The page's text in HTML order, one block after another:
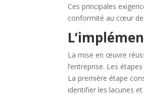
Ces principales
conformité au cœur
La mise en œuvre
l’entreprise. Les
La première étape
identifier les lacunes